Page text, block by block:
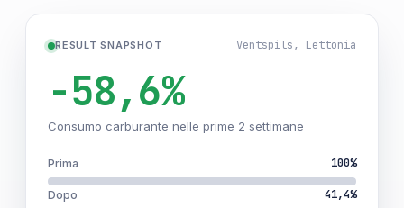
RESULT SNAPSHOT Ventspils, Lettonia
-58,6%
Consumo carburante nelle prime 2 settimane
Prima 100%
Dopo 41,4%